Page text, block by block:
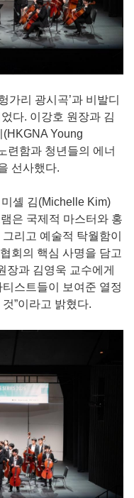
가리 광시곡’과 비발디
다. 이강호 원장과 김
Young
련함과 청년들의 에너
선사했다.
셸 김(Michelle Kim)
은 국제적 마스터와 홍
리고 예술적 탁월함이
회의 핵심 사명을 담고
장과 김영욱 교수에게
스트들이 보여준 열정
”이라고 밝혔다.